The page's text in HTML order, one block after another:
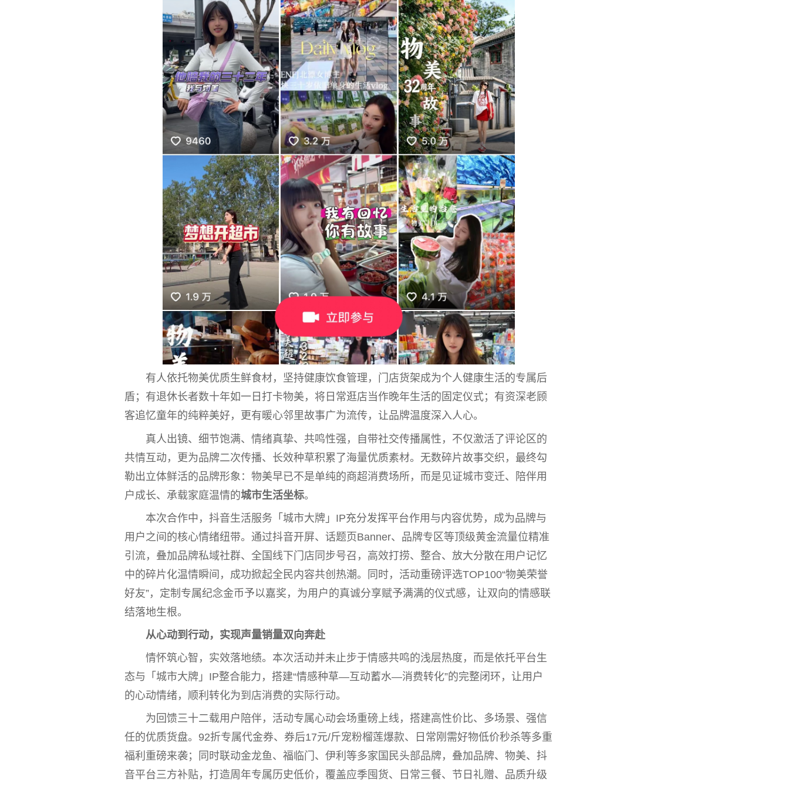
有人依托物美优质生鲜食材，坚持健康饮食管理，门店货架成为个人健康生活的专属后
盾；有退休长者数十年如一日打卡物美，将日常逛店当作晚年生活的固定仪式；有资深老顾
客追忆童年的纯粹美好，更有暖心邻里故事广为流传，让品牌温度深入人心。
真人出镜、细节饱满、情绪真挚、共鸣性强，自带社交传播属性 ，不仅激活了评论区的
共情互动，更为品牌二次传播、长效种草积累了海量优质素材。无数碎片故事交织，最终勾
勒出立体鲜活的品牌形象：物美早已不是单纯的商超消费场所，而是见证城市变迁、陪伴用
户成长、承载家庭温情的城市生活坐标。
本次合作中，抖音生活服务「城市大牌」IP充分发挥平台作用与内容优势，成为品牌与
用户之间的核心情绪纽带。通过抖音开屏、话题页Banner、品牌专区等顶级黄金流量位精准
引流，叠加品牌私域社群、全国线下门店同步号召，高效打捞、整合、放大分散在用户记忆
中的碎片化温情瞬间，成功掀起全民内容共创热潮。同时，活动重磅评选TOP100“物美荣誉
好友”，定制专属纪念金币予以嘉奖，为用户的真诚分享赋予满满的仪式感，让双向的情感联
结落地生根。
从心动到行动，实现声量销量双向奔赴
情怀筑心智，实效落地绩。本次活动并未止步于情感共鸣的浅层热度，而是依托平台生
态与「城市大牌」IP整合能力，搭建“情感种草—互动蓄水—消费转化”的完整闭环，让用户
的心动情绪，顺利转化为到店消费的实际行动。
为回馈三十二载用户陪伴，活动专属心动会场重磅上线，搭建高性价比、多场景、强信
任的优质货盘。92折专属代金券、券后17元/斤宠粉榴莲爆款、日常刚需好物低价秒杀等多重
福利重磅来袭；同时联动金龙鱼、福临门、伊利等多家国民头部品牌，叠加品牌、物美、抖
音平台三方补贴，打造周年专属历史低价，覆盖应季囤货、日常三餐、节日礼赠、品质升级